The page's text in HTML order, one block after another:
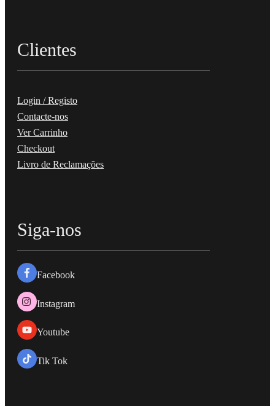
Clientes
Login / Registo
Contacte-nos
Ver Carrinho
Checkout
Livro de Reclamações
Siga-nos
Facebook
Instagram
Youtube
Tik Tok